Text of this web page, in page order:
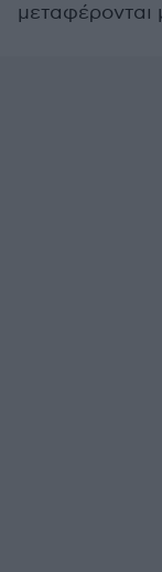
μεταφέρονται